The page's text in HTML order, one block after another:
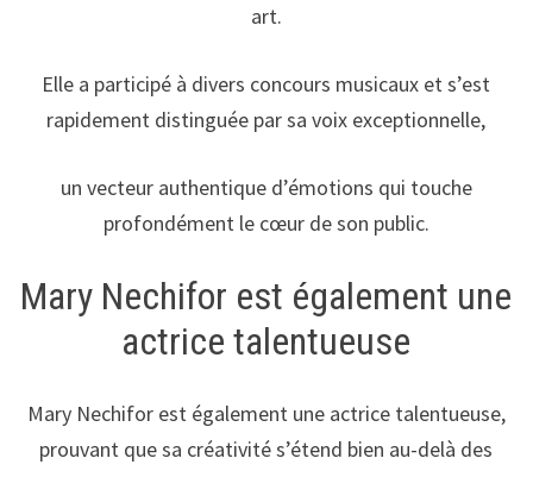
art.
Elle a participé à divers concours musicaux et s’est
rapidement distinguée par sa voix exceptionnelle,
un vecteur authentique d’émotions qui touche
profondément le cœur de son public.
Mary Nechifor est également une
actrice talentueuse
Mary Nechifor est également une actrice talentueuse,
prouvant que sa créativité s’étend bien au-delà des